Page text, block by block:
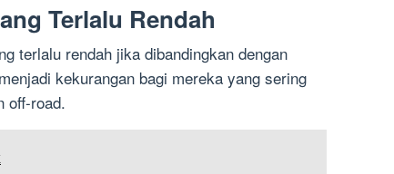
Terlalu Rendah
terlalu rendah jika dibandingkan dengan
kekurangan bagi mereka yang sering
off-road.